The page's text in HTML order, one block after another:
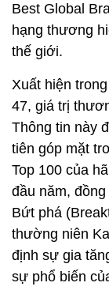
Best Global
hạng thương
thế giới.
Xuất hiện
47, giá trị
Thông tin này
tiên góp mặt
Top 100 của
đầu năm,
Bứt phá
thường niên
định sự gia
sự phổ biến